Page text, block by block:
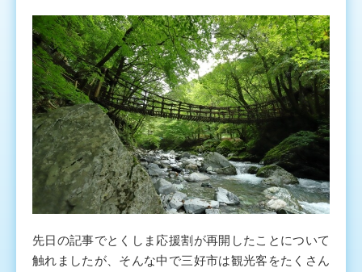
先日の記事でとくしま応援割が再開したことについて
触れましたが、そんな中で三好市は観光客をたくさん